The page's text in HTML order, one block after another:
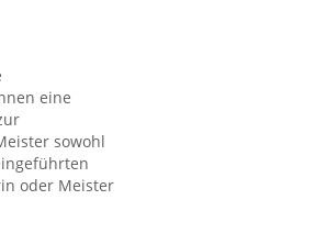
eine
sowohl
oder Meister